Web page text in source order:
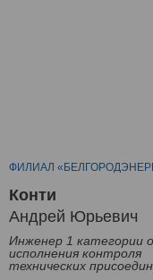
ФИЛИАЛ
Конти
Андрей Юрьевич
Инженер 1 категории
исполнения контроля
технических